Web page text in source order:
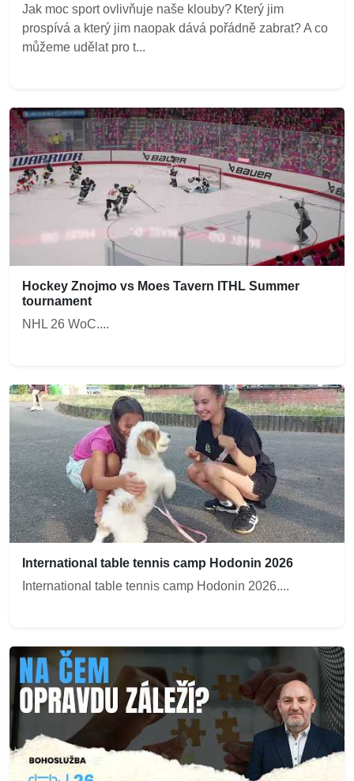
Jak moc sport ovlivňuje naše klouby? Který jim
prospívá a který jim naopak dává pořádně zabrat? A co
můžeme udělat pro t...
Hockey Znojmo vs Moes Tavern ITHL Summer
tournament
NHL 26 WoC....
International table tennis camp Hodonin 2026
International table tennis camp Hodonin 2026....